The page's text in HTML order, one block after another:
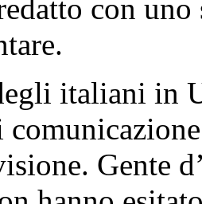
con
italiani in
Gente